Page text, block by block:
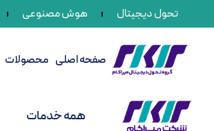
تحول دیجیتال هوش مصنوعی
صفحه اصلی محصولات
همه خدمات